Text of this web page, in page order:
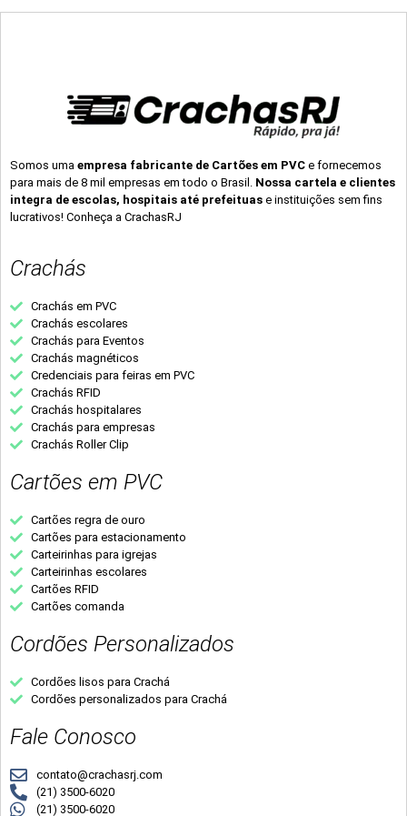
Somos uma empresa fabricante de Cartões em PVC e fornecemos
para mais de 8 mil empresas em todo o Brasil. Nossa cartela e clientes
integra de escolas, hospitais até prefeituas e instituições sem fins
lucrativos! Conheça a CrachasRJ
Crachás
Crachás em PVC
Crachás escolares
Crachás para Eventos
Crachás magnéticos
Credenciais para feiras em PVC
Crachás RFID
Crachás hospitalares
Crachás para empresas
Crachás Roller Clip
Cartões em PVC
Cartões regra de ouro
Cartões para estacionamento
Carteirinhas para igrejas
Carteirinhas escolares
Cartões RFID
Cartões comanda
Cordões Personalizados
Cordões lisos para Crachá
Cordões personalizados para Crachá
Fale Conosco
contato@crachasrj.com
(21) 3500-6020
(21) 3500-6020